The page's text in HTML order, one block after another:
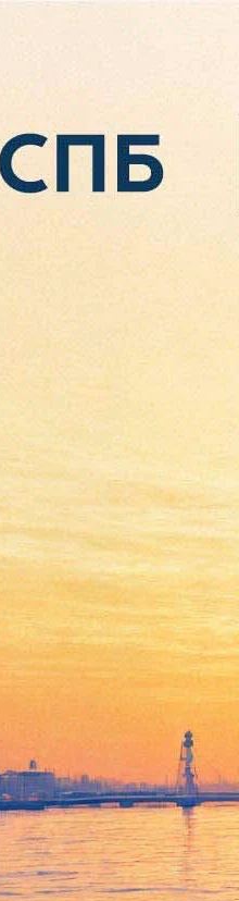
на экраны
для печати
Германа-младшего, его
дням жизни писателя
начале 70-х годов накануне
экраны либо весной, либо